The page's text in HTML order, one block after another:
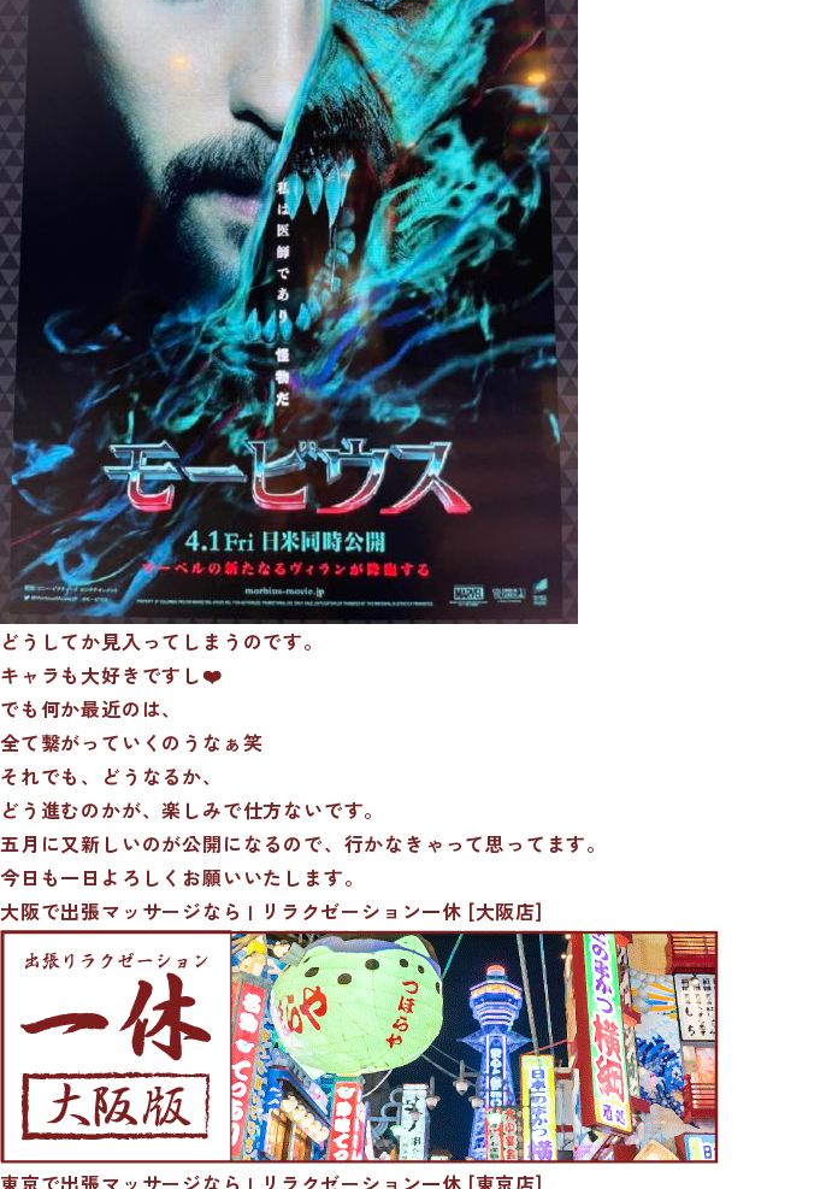
どうしてか見入ってしまうのです。
キャラも大好きですし❤️
でも何か最近のは、
全て繋がっていくのうなぁ笑
それでも、どうなるか、
どう進むのかが、楽しみで仕方ないです。
五月に又新しいのが公開になるので、行かなきゃって思ってます。
今日も一日よろしくお願いいたします。
大阪で出張マッサージなら | リラクゼーション一休 [大阪店]
東京で出張マッサージなら | リラクゼーション一休 [東京店]